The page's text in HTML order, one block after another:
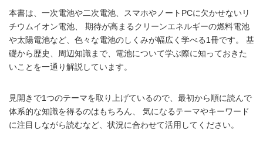
本書は、一次電池や二次電池、スマホやノートPCに欠かせないリ
チウムイオン電池、 期待が高まるクリーンエネルギーの燃料電池
や太陽電池など、色々な電池のしくみが幅広く学べる1冊です。 基
礎から歴史、周辺知識まで、電池について学ぶ際に知っておきた
いことを一通り解説しています。
見開きで1つのテーマを取り上げているので、最初から順に読んで
体系的な知識を得るのはもちろん、 気になるテーマやキーワード
に注目しながら読むなど、状況に合わせて活用してください。